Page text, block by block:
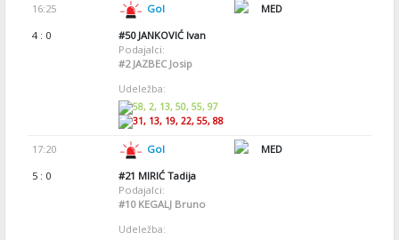
16:25 Gol
MED
4 : 0
#50JANKOVIĆ Ivan
Podajalci:
#2JAZBEC Josip
Udeležba:
58, 2, 13, 50, 55, 97
31, 13, 19, 22, 55, 88
17:20 Gol
MED
5 : 0
#21 MIRIĆ Tadija
Podajalci:
#10KEGALJ Bruno
Udeležba: